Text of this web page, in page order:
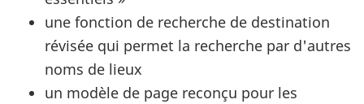
une fonction de recherche de destination
révisée qui permet la recherche par d'autres
noms de lieux
un modèle de page reconçu pour les